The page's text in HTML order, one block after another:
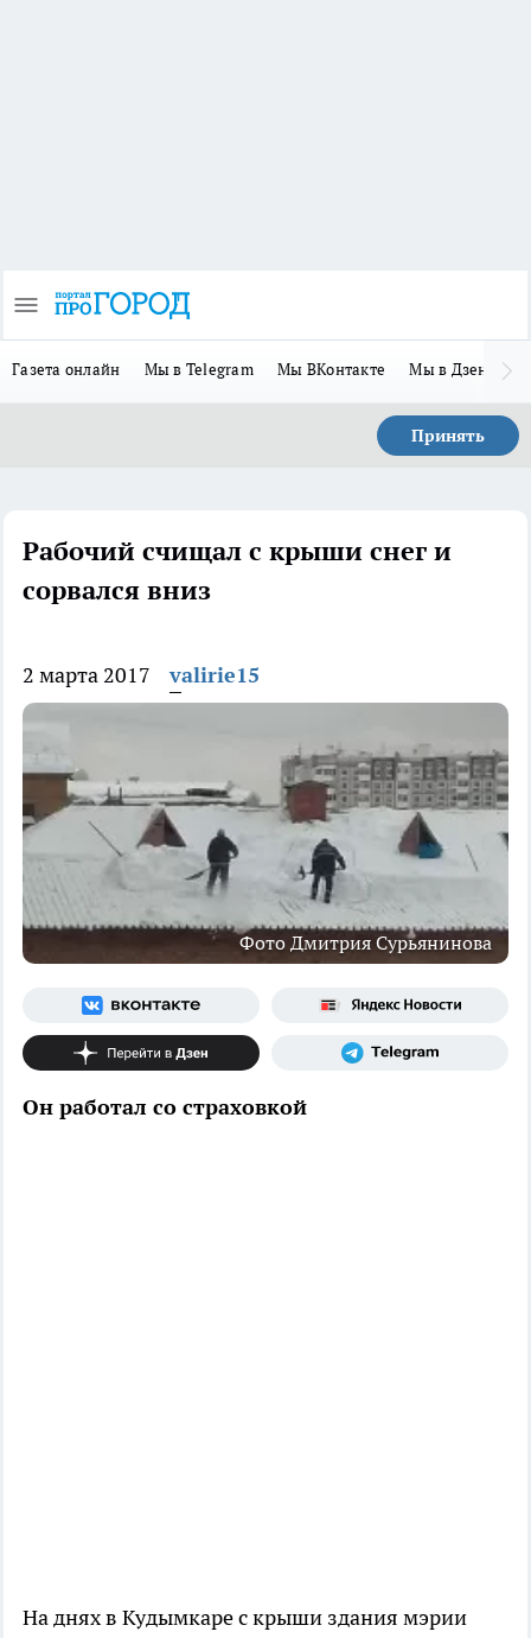
Газета онлайн Мы в Telegram Мы ВКонтакте Мы в Дзене
Принять
Рабочий счищал с крыши снег и
сорвался вниз
2 марта 2017 valirie15
Фото Дмитрия Сурьянинова
Он работал со страховкой
На днях в Кудымкаре с крыши здания мэрии